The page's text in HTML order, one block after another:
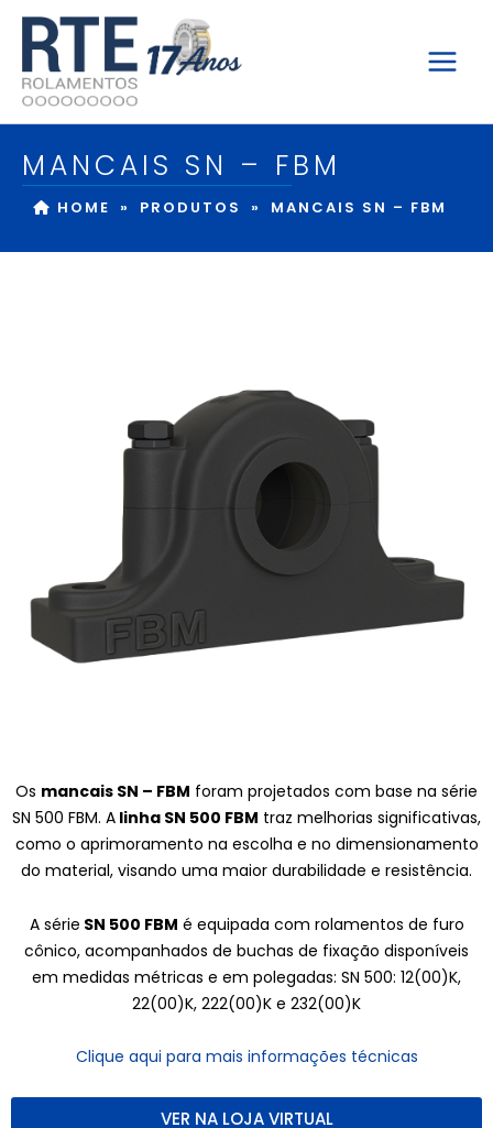
para
conteúdo
MANCAIS SN – FBM
HOME » PRODUTOS » MANCAIS SN – FBM
Os mancais SN – FBM foram projetados com base na série
SN 500 FBM. A linha SN 500 FBM traz melhorias significativas,
como o aprimoramento na escolha e no dimensionamento
do material, visando uma maior durabilidade e resistência.
A série SN 500 FBM é equipada com rolamentos de furo
cônico, acompanhados de buchas de fixação disponíveis
em medidas métricas e em polegadas: SN 500: 12(00)K,
22(00)K, 222(00)K e 232(00)K
Clique aqui para mais informações técnicas
VER NA LOJA VIRTUAL